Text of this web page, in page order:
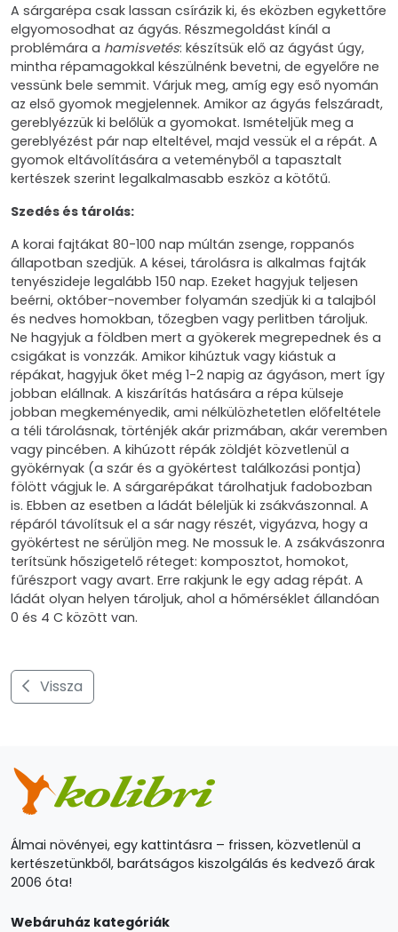
A sárgarépa csak lassan csírázik ki, és eközben egykettőre
elgyomosodhat az ágyás. Részmegoldást kínál a
problémára a hamisvetés: készítsük elő az ágyást úgy,
mintha répamagokkal készülnénk bevetni, de egyelőre ne
vessünk bele semmit. Várjuk meg, amíg egy eső nyomán
az első gyomok megjelennek. Amikor az ágyás felszáradt,
gereblyézzük ki belőlük a gyomokat. Ismételjük meg a
gereblyézést pár nap elteltével, majd vessük el a répát. A
gyomok eltávolítására a veteményből a tapasztalt
kertészek szerint legalkalmasabb eszköz a kötőtű.
Szedés és tárolás:
A korai fajtákat 80-100 nap múltán zsenge, roppanós
állapotban szedjük. A kései, tárolásra is alkalmas fajták
tenyészideje legalább 150 nap. Ezeket hagyjuk teljesen
beérni, október-november folyamán szedjük ki a talajból
és nedves homokban, tőzegben vagy perlitben tároljuk.
Ne hagyjuk a földben mert a gyökerek megrepednek és a
csigákat is vonzzák. Amikor kihúztuk vagy kiástuk a
répákat, hagyjuk őket még 1-2 napig az ágyáson, mert így
jobban elállnak. A kiszárítás hatására a répa külseje
jobban megkeményedik, ami nélkülözhetetlen előfeltétele
a téli tárolásnak, történjék akár prizmában, akár veremben
vagy pincében. A kihúzott répák zöldjét közvetlenül a
gyökérnyak (a szár és a gyökértest találkozási pontja)
fölött vágjuk le. A sárgarépákat tárolhatjuk fadobozban
is. Ebben az esetben a ládát béleljük ki zsákvászonnal. A
répáról távolítsuk el a sár nagy részét, vigyázva, hogy a
gyökértest ne sérüljön meg. Ne mossuk le. A zsákvászonra
terítsünk hőszigetelő réteget: komposztot, homokot,
fűrészport vagy avart. Erre rakjunk le egy adag répát. A
ládát olyan helyen tároljuk, ahol a hőmérséklet állandóan
0 és 4 C között van.
Vissza
Álmai növényei, egy kattintásra – frissen, közvetlenül a
kertészetünkből, barátságos kiszolgálás és kedvező árak
2006 óta!
Webáruház kategóriák